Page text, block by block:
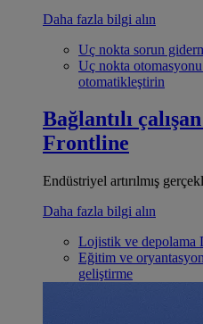
Daha fazla bilgi alın
Uç nokta sorun
Uç nokta otomasyonu
otomatikleştirin
Bağlantılı çalışan
Frontline
Endüstriyel artırılmış
Daha fazla bilgi alın
Lojistik ve depolama
Eğitim ve oryantasyon
geliştirme